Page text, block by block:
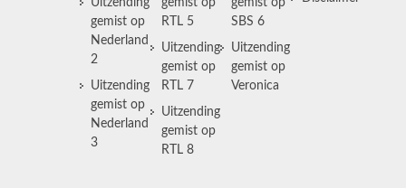
Uitzending
gemist op
Nederland
2
Uitzending
gemist op
Nederland
3
gemist op
RTL 5
Uitzending
gemist op
RTL 7
Uitzending
gemist op
RTL 8
gemist op
SBS 6
Uitzending
gemist op
Veronica